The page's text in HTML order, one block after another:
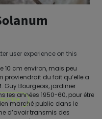
10 cm environ, mais peu
proviendrait du fait qu’elle a
Guy Bourgeois, jardinier
les années 1950-60, pour être
marché public dans le
d’avoir transmis des
user experience on this